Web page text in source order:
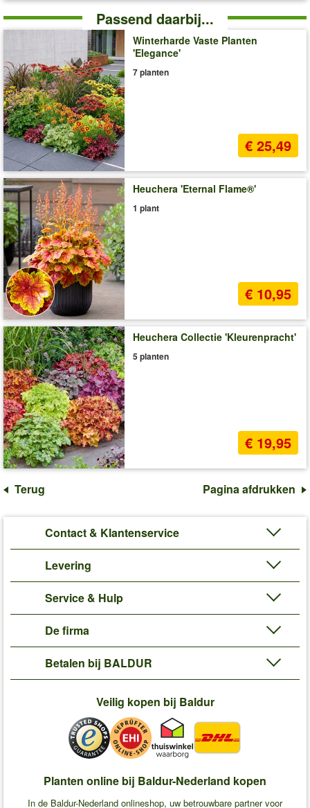
Passend daarbij...
Winterharde Vaste Planten
'Elegance'
7 planten
€ 25,49
Heuchera 'Eternal Flame®'
1 plant
€ 10,95
Heuchera Collectie 'Kleurenpracht'
5 planten
€ 19,95
Terug Pagina afdrukken
Contact & Klantenservice
Levering
Service & Hulp
De firma
Betalen bij BALDUR
Veilig kopen bij Baldur
Planten online bij Baldur-Nederland kopen
In de Baldur-Nederland onlineshop, uw betrouwbare partner voor